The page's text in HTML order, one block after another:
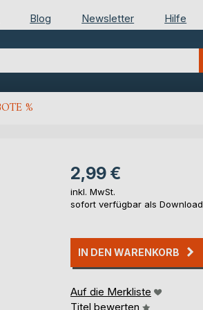
Blog Newsletter Hilfe
%
2,99 €
inkl. MwSt.
sofort verfügbar als Download
IN DEN WARENKORB
Auf die Merkliste
Titel bewerten